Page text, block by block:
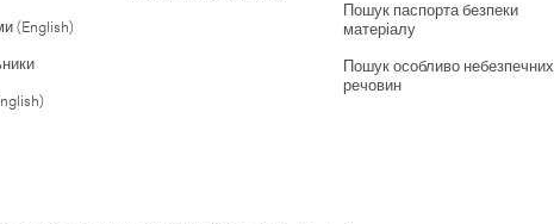
(English)
Пошук паспорта безпеки
матеріалу
Пошук особливо небезпечних
речовин